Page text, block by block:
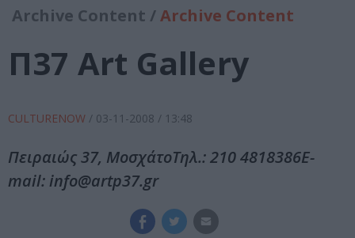
Archive Content /Archive Content
Π37 Art Gallery
CULTURENOW / 03-11-2008 / 13:48
Πειραιώς 37, ΜοσχάτοΤηλ.: 210 4818386E-
mail: info@artp37.gr